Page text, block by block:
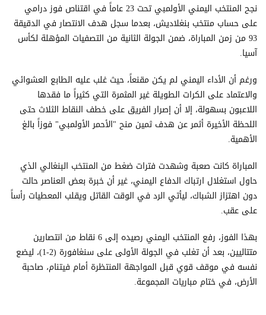
نجح المنتخب اليمني الأولمبي تحت 23 عاماً في اقتناص فوز درامي
على حساب منتخب بنغلاديش، بعدما سجل هدف الانتصار في الدقيقة
93 من زمن المباراة، ضمن الجولة الثانية من التصفيات المؤهلة لكأس
آسيا.
ورغم أن الأداء اليمني لم يكن مقنعاً، حيث غلب عليه الطابع العشوائي
والاعتماد على الكرات الطويلة غير المثمرة التي كثيراً ما فقدها
اللاعبون بسهولة، إلا أن إصرار الفريق على خطف النقاط الثلاث حتى
اللحظة الأخيرة أثمر عن هدف ثمين منح "الأحمر الأولمبي" فوزاً بالغ
الأهمية.
المباراة كانت صعبة وشهدت فترات ضغط من المنتخب البنغالي الذي
حاول استغلال ارتباك الدفاع اليمني، غير أن خبرة بعض العناصر حالت
دون اهتزاز الشباك، ليأتي الرد في الوقت القاتل ويقلب المعطيات رأساً
على عقب.
بهذا الفوز، رفع المنتخب اليمني رصيده إلى 6 نقاط من انتصارين
متتاليين، بعد أن تغلب في الجولة الأولى على سنغافورة (2-1)، ليضع
نفسه في موقف قوي قبل المواجهة المنتظرة أمام فيتنام، صاحبة
الأرض، في ختام مباريات المجموعة.